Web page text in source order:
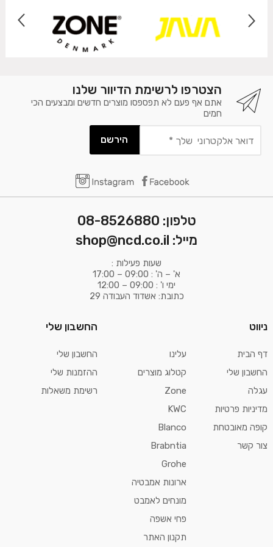
הצטרפו לרשימת הדיוור שלנו
אתם אף פעם לא תפספסו מוצרים חדשים ומבצעים הכי
חמים
אלקטרוני
שלך
טלפון: 08-8526880
מייל: shop@ncd.co.il
שעות פעילות :
א' – ה' : 09:00 – 17:00
ימי ו' : 09:00 – 12:00
כתובת: אשדוד העבודה 29
ניווט
דף הבית
החשבון שלי
עגלה
מדיניות פרטיות
קופה מאובטחת
צור קשר
עלינו
קטלוג מוצרים
Zone
KWC
Blanco
Brabntia
Grohe
ארונות אמבטיה
מונחים לאמבט
פחי אשפה
תקנון האתר
החשבון שלי
החשבון שלי
ההזמנות שלי
רשימת משאלות